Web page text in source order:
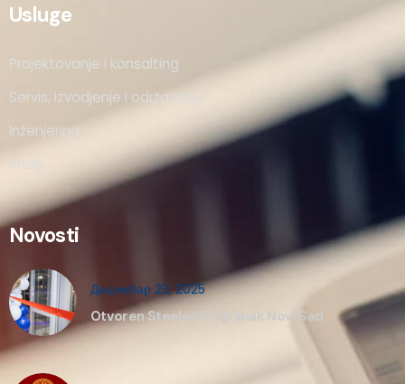
Usluge
Projektovanje i konsalting
Servis, izvodjenje i održavanje
Inženjering
Shop
Novosti
Децембар 23, 2025
Otvoren Steelsoft Ogranak Novi Sad